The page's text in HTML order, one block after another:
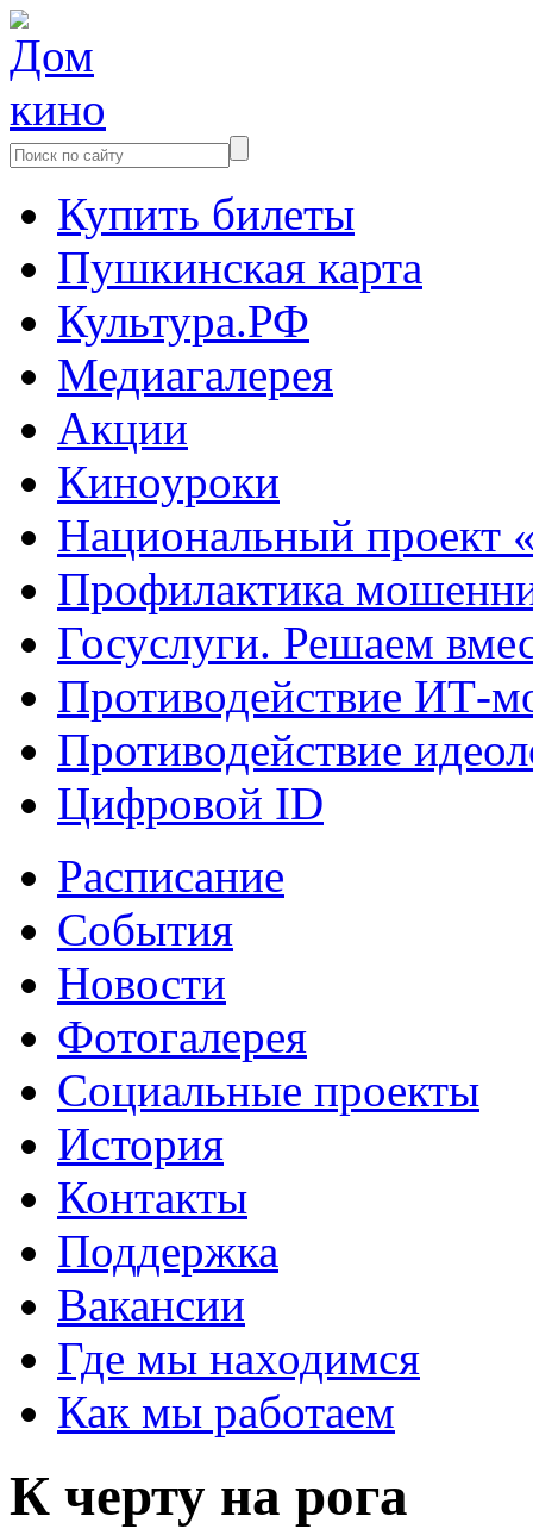
Купить билеты
Пушкинская карта
Культура.РФ
Медиагалерея
Акции
Киноуроки
Национальный проект
Профилактика
Госуслуги. Решаем
Противодействие ИТ-
Противодействие
Цифровой ID
Расписание
События
Новости
Фотогалерея
Социальные проекты
История
Контакты
Поддержка
Вакансии
Где мы находимся
Как мы работаем
К черту на рога